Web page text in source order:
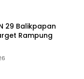
29 Balikpapan
Rampung